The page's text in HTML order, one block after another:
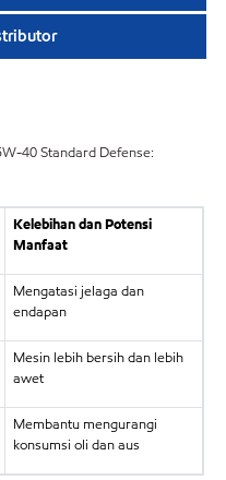
40 Standard Defense:
Kelebihan dan Potensi
Manfaat
Mengatasi jelaga dan
endapan
Mesin lebih bersih dan lebih
awet
Membantu mengurangi
konsumsi oli dan aus